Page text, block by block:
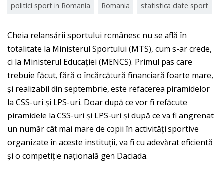
politici sport in Romania Romania statistica date sport
Cheia relansării sportului românesc nu se află în
totalitate la Ministerul Sportului (MTS), cum s-ar crede,
ci la Ministerul Educației (MENCS). Primul pas care
trebuie făcut, fără o încărcătură financiară foarte mare,
și realizabil din septembrie, este refacerea piramidelor
la CSS-uri și LPS-uri. Doar după ce vor fi refăcute
piramidele la CSS-uri și LPS-uri și după ce va fi angrenat
un număr cât mai mare de copii în activități sportive
organizate în aceste instituții, va fi cu adevărat eficientă
și o competiție națională gen Daciada.